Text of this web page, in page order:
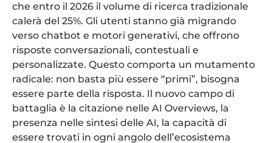
che entro il 2026 il volume di ricerca tradizionale
calerà del 25%. Gli utenti stanno già migrando
verso chatbot e motori generativi, che offrono
risposte conversazionali, contestuali e
personalizzate. Questo comporta un mutamento
radicale: non basta più essere “primi”, bisogna
essere parte della risposta. Il nuovo campo di
battaglia è la citazione nelle AI Overviews, la
presenza nelle sintesi delle AI, la capacità di
essere trovati in ogni angolo dell’ecosistema